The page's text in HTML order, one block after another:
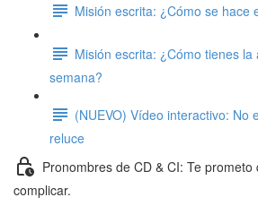
Misión escrita: ¿Cómo se hace
Misión escrita: ¿Cómo tienes
semana?
(NUEVO) Vídeo interactivo: No
reluce
Pronombres de CD & CI: Te prometo
complicar.